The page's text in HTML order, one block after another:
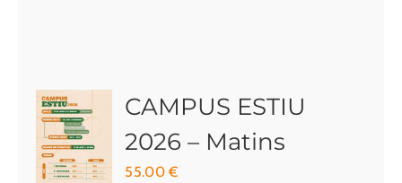
CAMPUS ESTIU
2026 – Matins
55.00€